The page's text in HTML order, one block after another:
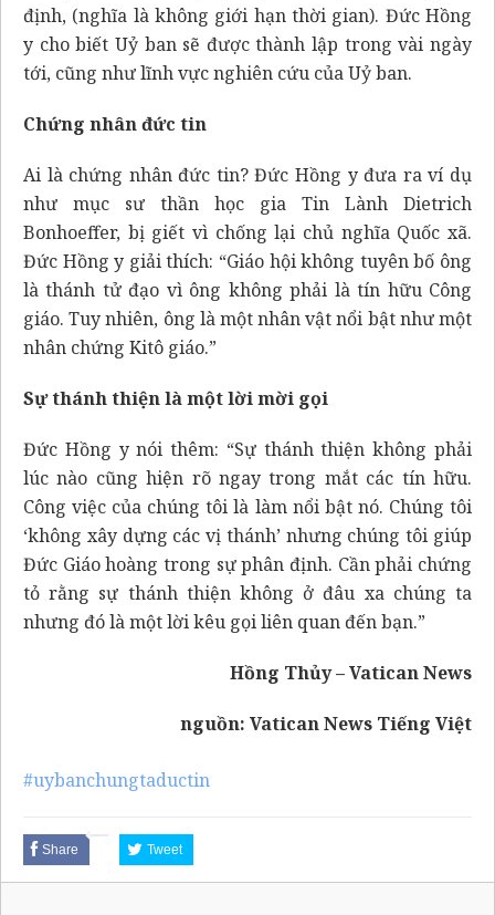
định, (nghĩa là không giới hạn thời gian). Đức Hồng
y cho biết Uỷ ban sẽ được thành lập trong vài ngày
tới, cũng như lĩnh vực nghiên cứu của Uỷ ban.
Chứng nhân đức tin
Ai là chứng nhân đức tin? Đức Hồng y đưa ra ví dụ
như mục sư thần học gia Tin Lành Dietrich
Bonhoeffer, bị giết vì chống lại chủ nghĩa Quốc xã.
Đức Hồng y giải thích: “Giáo hội không tuyên bố ông
là thánh tử đạo vì ông không phải là tín hữu Công
giáo. Tuy nhiên, ông là một nhân vật nổi bật như một
nhân chứng Kitô giáo.”
Sự thánh thiện là một lời mời gọi
Đức Hồng y nói thêm: “Sự thánh thiện không phải
lúc nào cũng hiện rõ ngay trong mắt các tín hữu.
Công việc của chúng tôi là làm nổi bật nó. Chúng tôi
‘không xây dựng các vị thánh’ nhưng chúng tôi giúp
Đức Giáo hoàng trong sự phân định. Cần phải chứng
tỏ rằng sự thánh thiện không ở đâu xa chúng ta
nhưng đó là một lời kêu gọi liên quan đến bạn.”
Hồng Thủy – Vatican News
nguồn: Vatican News Tiếng Việt
#uybanchungtaductin
Share Tweet